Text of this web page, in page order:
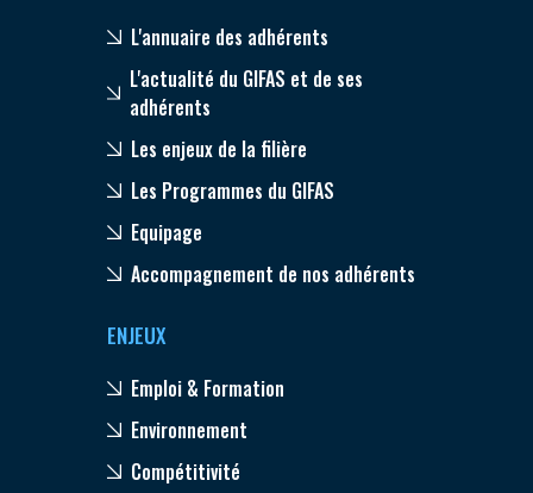
L'annuaire des adhérents
L'actualité du GIFAS et de ses
adhérents
Les enjeux de la filière
Les Programmes du GIFAS
Equipage
Accompagnement de nos adhérents
ENJEUX
Emploi & Formation
Environnement
Compétitivité